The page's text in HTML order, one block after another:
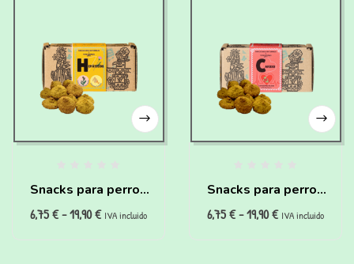
Snacks para perros
con problemas
6,75€-19,90€ IVA incluido
Snacks para perros
con problemas
6,75€-19,90€ IVA incluido